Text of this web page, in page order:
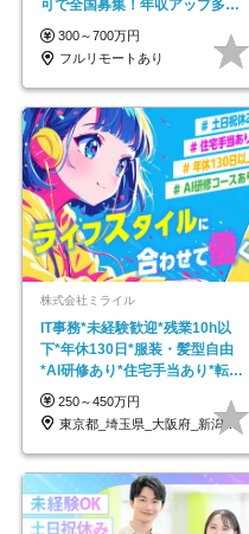
可で全国募集！年収アップ多数
★年休最大130日★
300～700万円
フルリモートあり
株式会社ミライル
IT事務*未経験歓迎*残業10h以
下*年休130日*服装・髪型自由
*AI研修あり*住宅手当あり*転勤
なし
250～450万円
東京都_埼玉県_大阪府_新潟県_福岡県